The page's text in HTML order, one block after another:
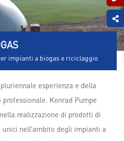
impianti a biogas e riciclaggio
esperienza e della
Konrad Pumpe
realizzazione di prodotti di
nell’ambito degli impianti a